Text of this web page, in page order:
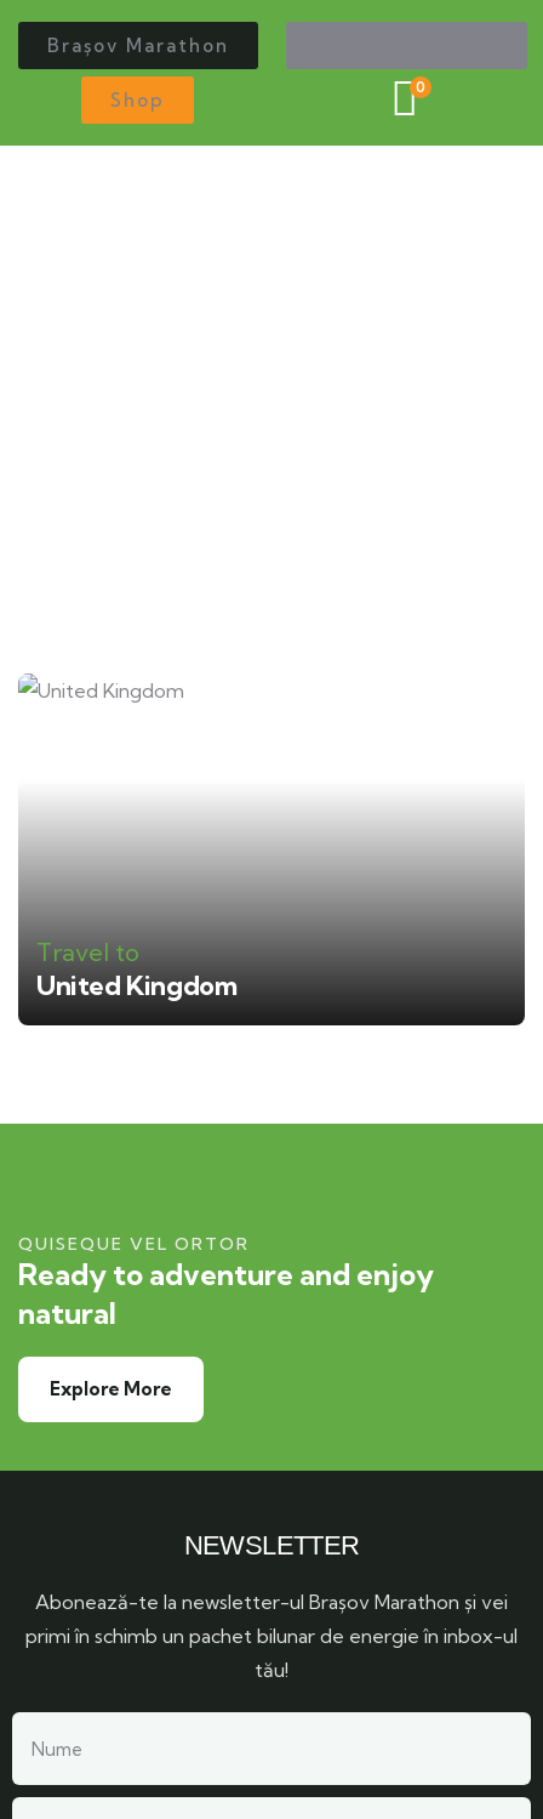
Brașov Marathon
Shop
0
Travel to
United Kingdom
QUISEQUE VEL ORTOR
Ready to adventure and enjoy
natural
Explore More
NEWSLETTER
Abonează-te la newsletter-ul Brașov Marathon și vei
primi în schimb un pachet bilunar de energie în inbox-ul
tău!